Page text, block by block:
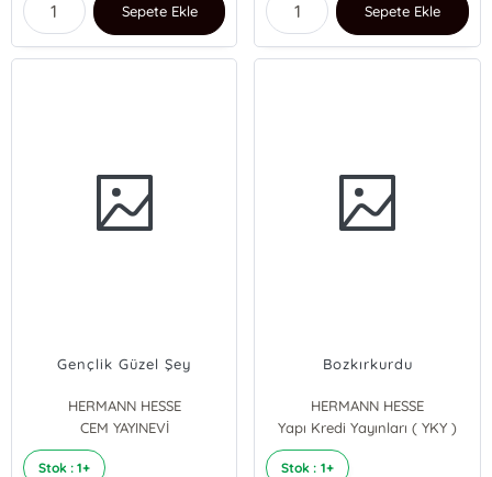
Sepete Ekle Sepete Ekle
Gençlik Güzel Şey
HERMANN HESSE
CEM YAYINEVİ
Stok : 1+
Bozkırkurdu
HERMANN HESSE
Yapı Kredi Yayınları ( YKY )
Stok : 1+